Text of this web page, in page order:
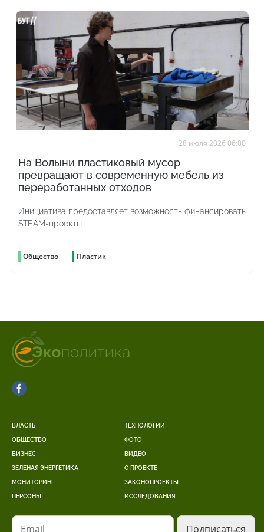
28 июля 2026 06:00
На Волыни пластиковый мусор
превращают в современную мебель из
переработанных отходов
Инициатива предоставляет возможность финансировать
STEAM-проекты
Общество Пластик
ВЛАСТЬ
ОБЩЕСТВО
БИЗНЕС
ЗЕЛЕНАЯ ЭНЕРГЕТИКА
МОНИТОРИНГ
ПЕРСОНЫ
ТЕХНОЛОГИИ
ФОТО
ВИДЕО
О ПРОЕКТЕ
ЗАКОНОПРОЕКТЫ
ИССЛЕДОВАНИЯ
Email